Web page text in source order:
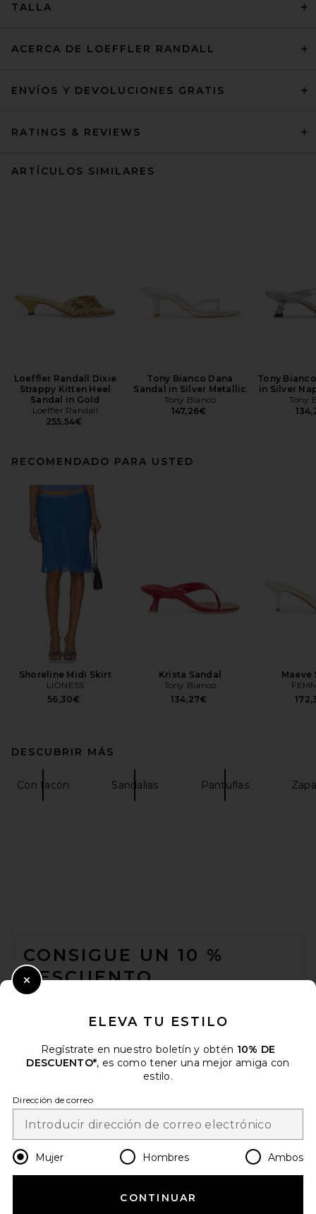
TALLA
ACERCA DE LOEFFLER RANDALL
ENVÍOS Y DEVOLUCIONES GRATIS
RATINGS & REVIEWS
ARTÍCULOS SIMILARES
Loeffler Randall Dixie
Strappy Kitten Heel
Sandal in Gold
Loeffler Randall
255,54€
Tony Bianco Dana
Sandal in Silver Metallic
Tony Bianco
147,26€
Tony
in Silver
Tony
RECOMENDADO PARA USTED
Shoreline Midi Skirt
LIONESS
56,30€
Krista Sandal
Tony Bianco
134,27€
Maeve
DESCUBRIR MÁS
Con tacón Sandalias Pantuflas
CONSIGUE UN 10 %
DESCUENTO
electrónico. Puede retirarse en cualquier momento.
Email Address
Change Country Regions
es EUR
¡AYÚDANOS A MEJORAR!
ELEVA TU ESTILO
Regístrate en nuestro boletín y obtén 10% DE
DESCUENTO*, es como tener una mejor amiga con
estilo.
Dirección de correo
Mujer Hombres Ambos
CONTINUAR
Close Modal